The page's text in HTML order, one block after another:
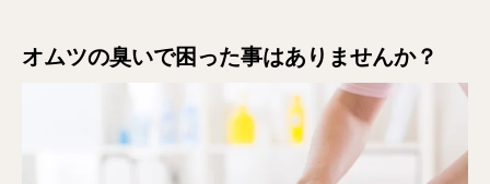
オムツの臭いで困った事はありませんか？